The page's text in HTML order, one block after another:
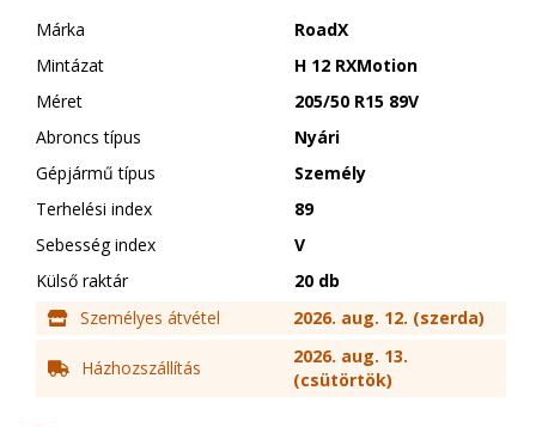
Márka
RoadX
Mintázat
H 12 RXMotion
Méret
205/50 R15 89V
Abroncs típus
Nyári
Gépjármű típus
Személy
Terhelési index
89
Sebesség index
V
Külső raktár
20 db
Személyes átvétel
2026. aug. 12. (szerda)
Házhozszállítás
2026. aug. 13.
(csütörtök)